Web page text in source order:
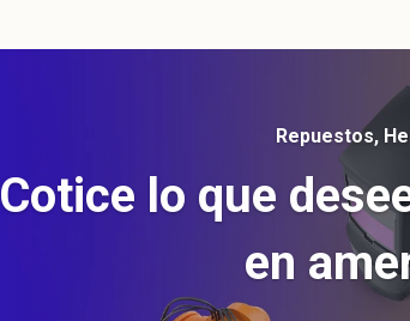
Repuestos,
Cotice lo que
en